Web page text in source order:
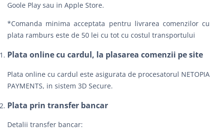
Goole Play sau in Apple Store.
*Comanda minima acceptata pentru livrarea comenzilor cu
plata ramburs este de 50 lei cu tot cu costul transportului
Plata online cu cardul, la plasarea comenzii pe site
Plata online cu cardul este asigurata de procesatorul NETOPIA
PAYMENTS, in sistem 3D Secure.
Plata prin transfer bancar
Detalii transfer bancar: